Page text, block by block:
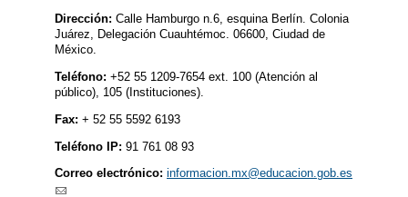
Dirección: Calle Hamburgo n.6, esquina Berlín. Colonia
Juárez, Delegación Cuauhtémoc. 06600, Ciudad de
México.
Teléfono: +52 55 1209-7654 ext. 100 (Atención al
público), 105 (Instituciones).
Fax: + 52 55 5592 6193
Teléfono IP: 91 761 08 93
Correo electrónico: informacion.mx@educacion.gob.es